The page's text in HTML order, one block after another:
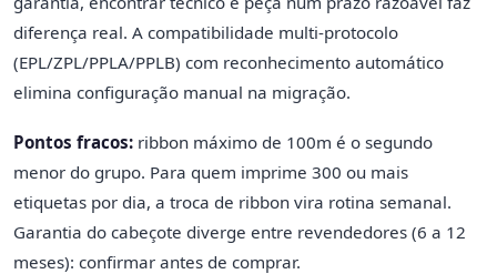
diferença real. A compatibilidade multi-protocolo
(EPL/ZPL/PPLA/PPLB) com reconhecimento automático
elimina configuração manual na migração.
Pontos fracos: ribbon máximo de 100m é o segundo
menor do grupo. Para quem imprime 300 ou mais
etiquetas por dia, a troca de ribbon vira rotina semanal.
Garantia do cabeçote diverge entre revendedores (6 a 12
meses): confirmar antes de comprar.